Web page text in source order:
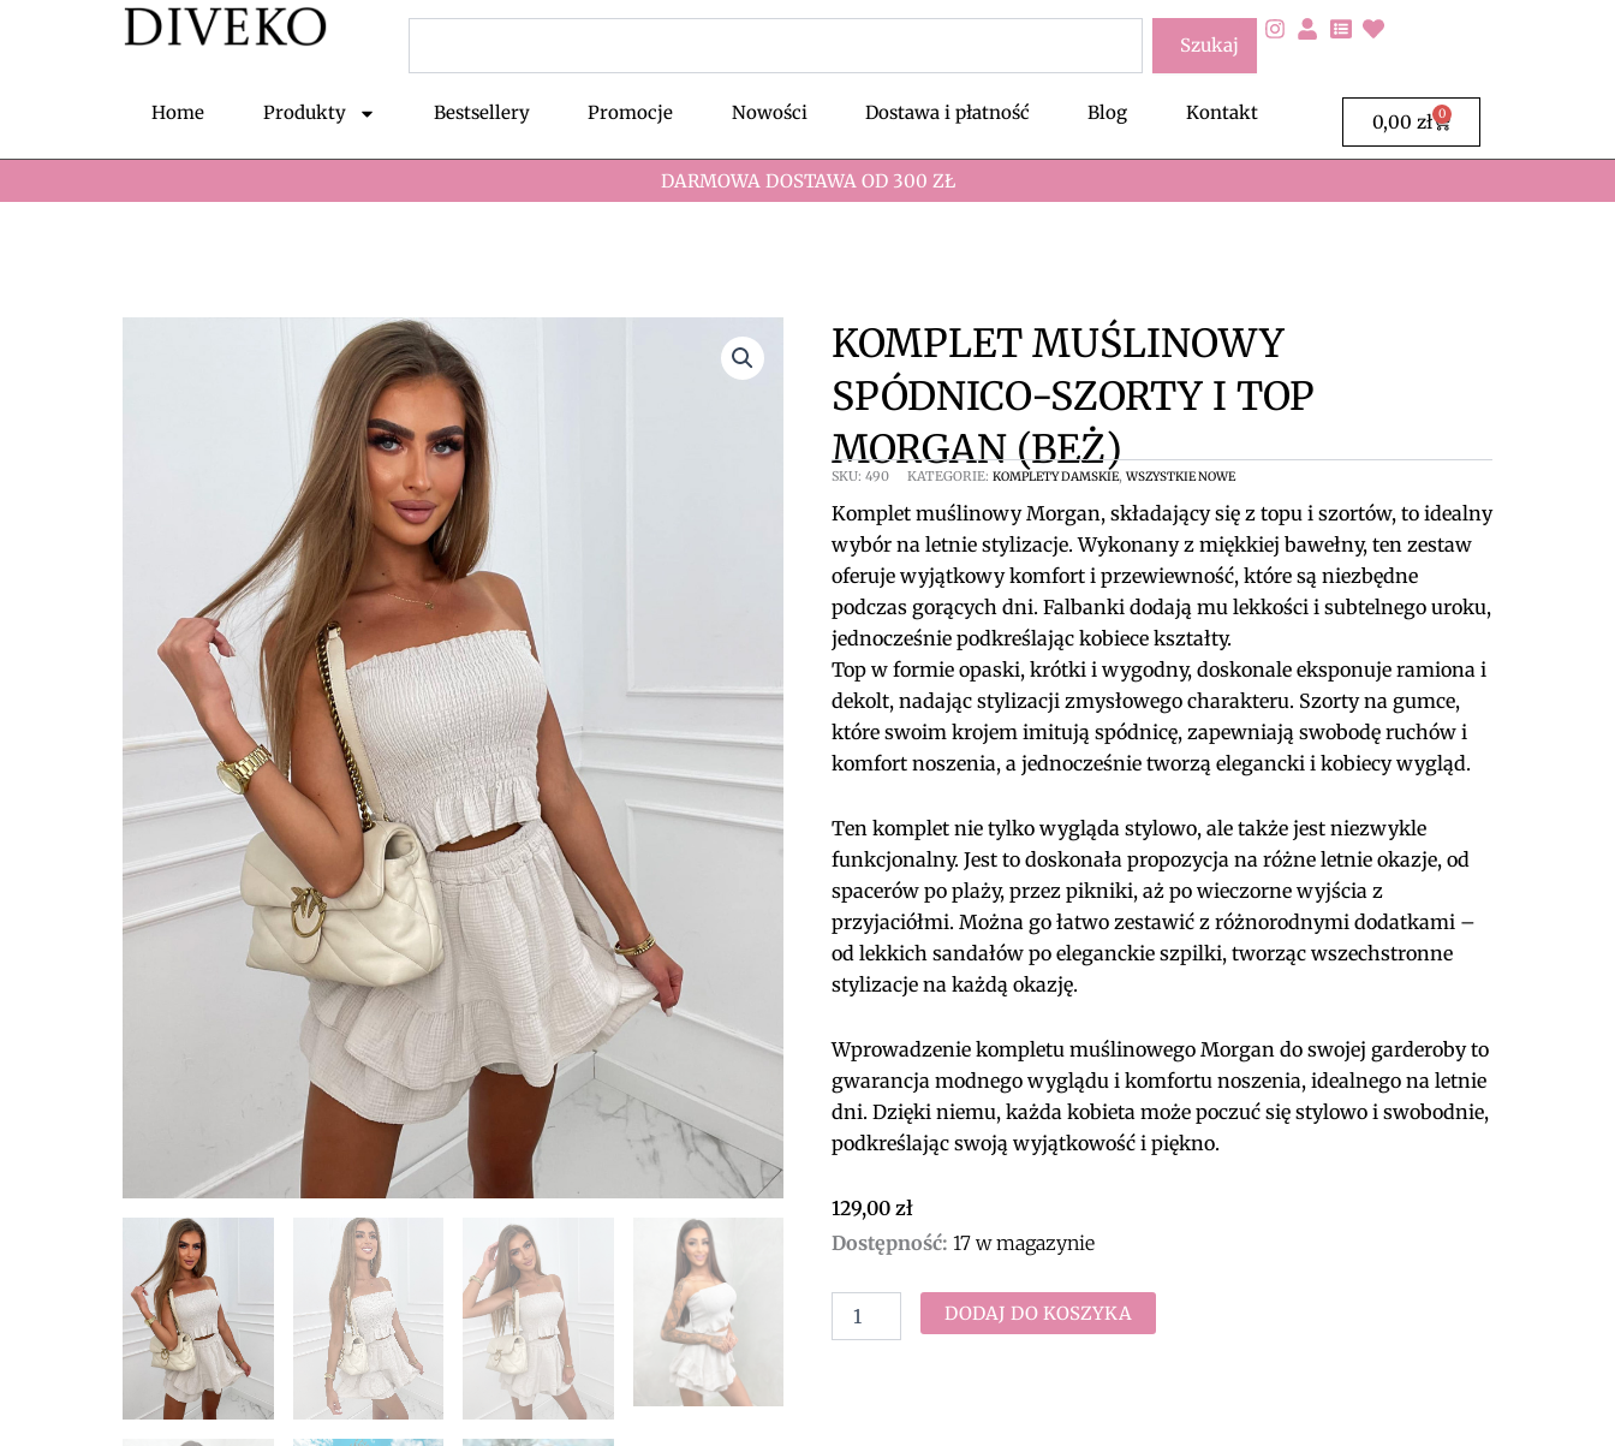
Szukaj
Home Produkty Bestsellery Promocje Nowości Dostawa i płatność Blog Kontakt 0,00 zł 0
Wózek
DARMOWA DOSTAWA OD 300 ZŁ
KOMPLET MUŚLINOWY
SPÓDNICO-SZORTY I TOP
MORGAN (BEŻ)
SKU: 490 KATEGORIE: KOMPLETY DAMSKIE, WSZYSTKIE NOWE
Komplet muślinowy Morgan, składający się z topu i szortów, to idealny
wybór na letnie stylizacje. Wykonany z miękkiej bawełny, ten zestaw
oferuje wyjątkowy komfort i przewiewność, które są niezbędne
podczas gorących dni. Falbanki dodają mu lekkości i subtelnego uroku,
jednocześnie podkreślając kobiece kształty.
Top w formie opaski, krótki i wygodny, doskonale eksponuje ramiona i
dekolt, nadając stylizacji zmysłowego charakteru. Szorty na gumce,
które swoim krojem imitują spódnicę, zapewniają swobodę ruchów i
komfort noszenia, a jednocześnie tworzą elegancki i kobiecy wygląd.
Ten komplet nie tylko wygląda stylowo, ale także jest niezwykle
funkcjonalny. Jest to doskonała propozycja na różne letnie okazje, od
spacerów po plaży, przez pikniki, aż po wieczorne wyjścia z
przyjaciółmi. Można go łatwo zestawić z różnorodnymi dodatkami –
od lekkich sandałów po eleganckie szpilki, tworząc wszechstronne
stylizacje na każdą okazję.
Wprowadzenie kompletu muślinowego Morgan do swojej garderoby to
gwarancja modnego wyglądu i komfortu noszenia, idealnego na letnie
dni. Dzięki niemu, każda kobieta może poczuć się stylowo i swobodnie,
podkreślając swoją wyjątkowość i piękno.
129,00 zł
Dostępność: 17 w magazynie
ilość
Komplet
spódnico-
szorty
DODAJ DO KOSZYKA